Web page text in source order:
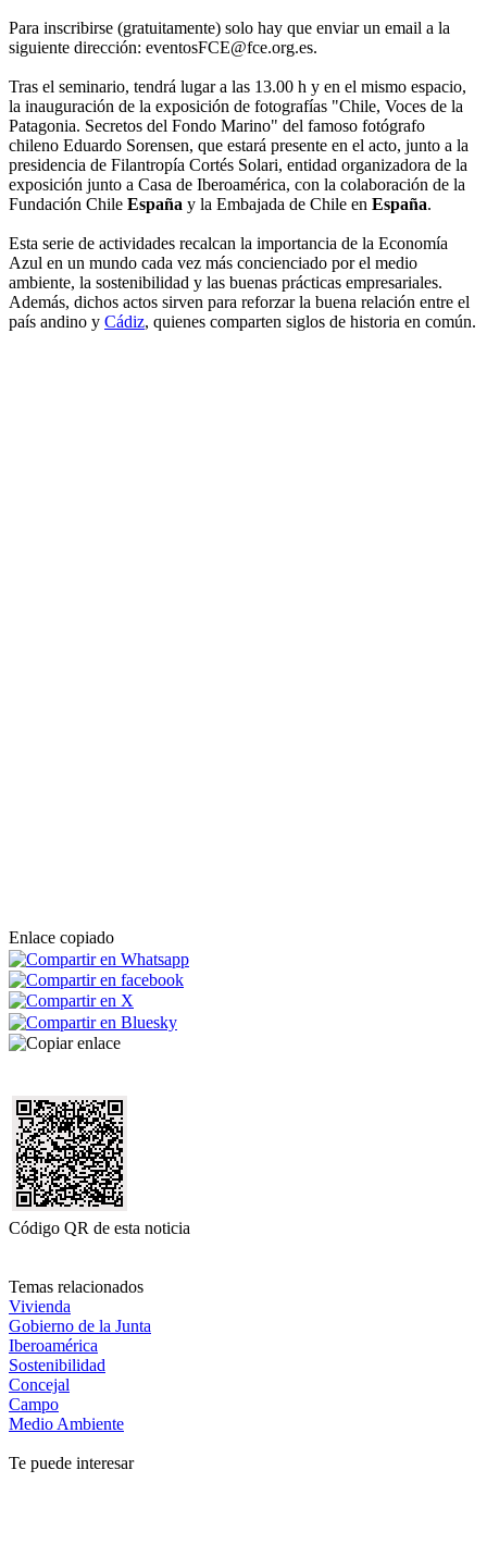
Para inscribirse (gratuitamente) solo hay que enviar un email a la
siguiente dirección: eventosFCE@fce.org.es.
Tras el seminario, tendrá lugar a las 13.00 h y en el mismo espacio,
la inauguración de la exposición de fotografías "Chile, Voces de la
Patagonia. Secretos del Fondo Marino" del famoso fotógrafo
chileno Eduardo Sorensen, que estará presente en el acto, junto a la
presidencia de Filantropía Cortés Solari, entidad organizadora de la
exposición junto a Casa de Iberoamérica, con la colaboración de la
Fundación Chile España y la Embajada de Chile en España.
Esta serie de actividades recalcan la importancia de la Economía
Azul en un mundo cada vez más concienciado por el medio
ambiente, la sostenibilidad y las buenas prácticas empresariales.
Además, dichos actos sirven para reforzar la buena relación entre el
país andino y Cádiz, quienes comparten siglos de historia en común.
Enlace copiado
Código QR de esta noticia
Temas relacionados
Vivienda
Gobierno de la Junta
Iberoamérica
Sostenibilidad
Concejal
Campo
Medio Ambiente
Te puede interesar